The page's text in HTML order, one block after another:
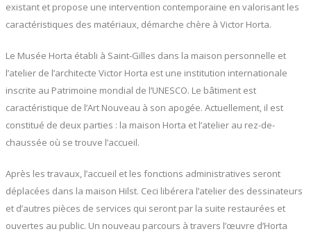
existant et propose une intervention contemporaine en valorisant les
caractéristiques des matériaux, démarche chère à Victor Horta.
Le Musée Horta établi à Saint-Gilles dans la maison personnelle et
l’atelier de l’architecte Victor Horta est une institution internationale
inscrite au Patrimoine mondial de l’UNESCO. Le bâtiment est
caractéristique de l’Art Nouveau à son apogée. Actuellement, il est
constitué de deux parties : la maison Horta et l’atelier au rez-de-
chaussée où se trouve l’accueil.
Après les travaux, l’accueil et les fonctions administratives seront
déplacées dans la maison Hilst. Ceci libérera l’atelier des dessinateurs
et d’autres pièces de services qui seront par la suite restaurées et
ouvertes au public. Un nouveau parcours à travers l’œuvre d’Horta